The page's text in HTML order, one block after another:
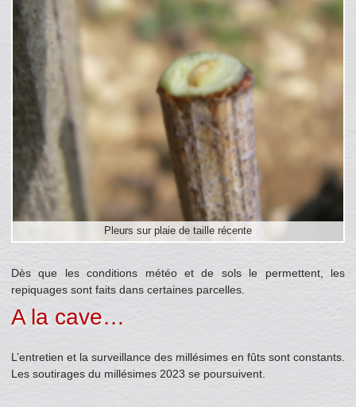
Pleurs sur plaie de taille récente
Dès que les conditions météo et de sols le permettent, les
repiquages sont faits dans certaines parcelles.
A la cave…
L’entretien et la surveillance des millésimes en fûts sont constants.
Les soutirages du millésimes 2023 se poursuivent.